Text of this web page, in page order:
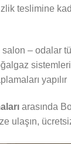
teslimine
salon – odalar
yapılır
arasında
ulaşın,